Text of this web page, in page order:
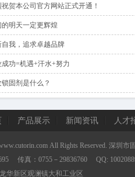
贺本公司官方网站正式开通！
的明天一定更辉煌
自我，追求卓越品牌
成功=机遇+汗水+努力
固剂是什么？
产品展示 新闻资讯 人才
All Rights Reserved. 深圳
传真：0755－29836760 QQ:
华新区观澜镇大和工业区